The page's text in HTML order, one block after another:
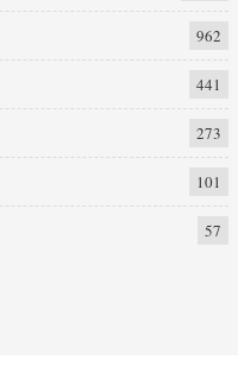
962
441
273
101
57